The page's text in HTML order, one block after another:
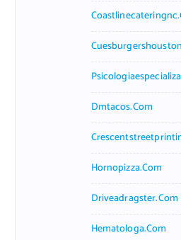
Dmtacos.com
Hornopizza.com
Driveadragster.com
Hematologa.com